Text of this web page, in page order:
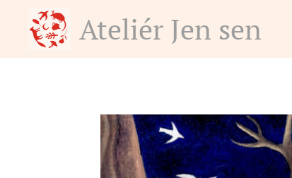
Ateliér Jen sen